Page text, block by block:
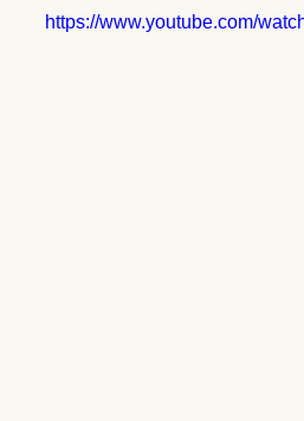
https://www.youtube.com/